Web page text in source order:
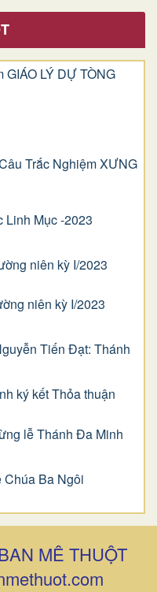
GIÁO LÝ DỰ TÒNG
Trắc Nghiệm XƯNG
Linh Mục -2023
niên kỳ I/2023
niên kỳ I/2023
Tiến Đạt: Thánh
ký kết Thỏa thuận
lễ Thánh Đa Minh
Chúa Ba Ngôi
MÊ THUỘT